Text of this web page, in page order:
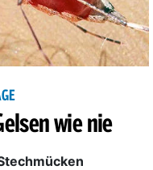
wie nie